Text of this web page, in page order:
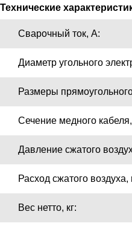
Технические
Сварочный ток, А:
Диаметр угольного
Размеры
Сечение медного
Давление сжатого
Расход сжатого воздуха,
Вес нетто, кг: